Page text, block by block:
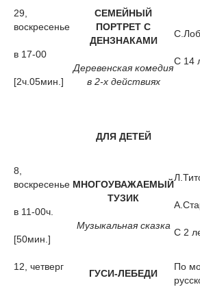
29,
воскресенье
в 17-00
[2ч.05мин.]
СЕМЕЙНЫЙ
ПОРТРЕТ С
ДЕНЗНАКАМИ
Деревенская комедия
в 2-х действиях
С 14
ДЛЯ ДЕТЕЙ
8,
воскресенье
в 11-00ч.
[50мин.]
МНОГОУВАЖАЕМЫЙ
ТУЗИК
Музыкальная сказка
С 2
12, четверг
ГУСИ-ЛЕБЕДИ
По